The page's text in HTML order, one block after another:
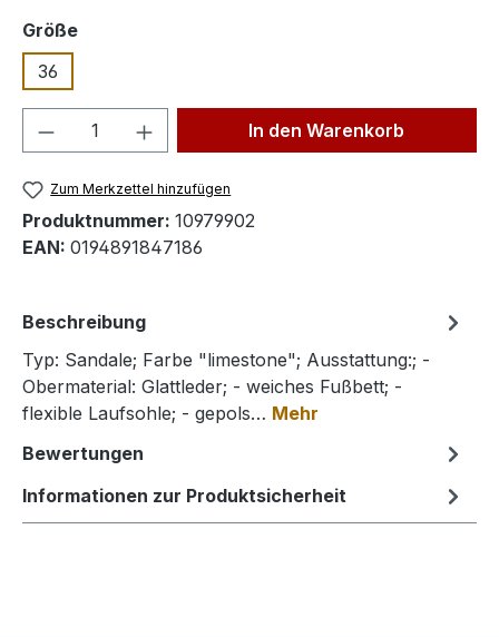
Größeauswählen
36
Produkt Anzahl: Gib denIn den Warenkorb
Zum Merkzettel hinzufügen
Produktnummer: 10979902
EAN: 0194891847186
Beschreibung
Typ: Sandale; Farbe "limestone"; Ausstattung:; -
Obermaterial: Glattleder; - weiches Fußbett; -
flexible Laufsohle; - gepols… Mehr
Bewertungen
Informationen zur Produktsicherheit